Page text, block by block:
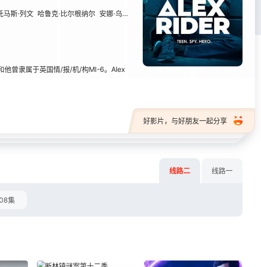
马斯·列文 哈鲁克·比尔根纳尔 安娜·乌拉鲁 玛里·休 塔利莎·温 利亚姆·加里根
曾隶属于英国情/报/机/构MI-6。Alex
好影片，与好朋友一起分享
线路二 线路一
集